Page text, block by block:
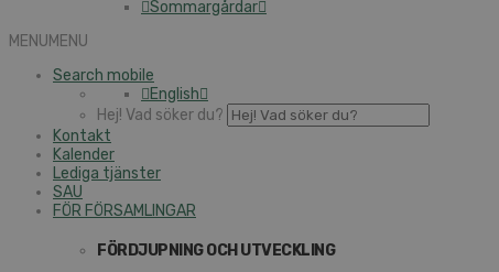
Sommargårdar
MENUMENU
Search mobile
English
Hej! Vad söker du?
Kontakt
Kalender
Lediga tjänster
SAU
FÖR FÖRSAMLINGAR
FÖRDJUPNING OCH UTVECKLING